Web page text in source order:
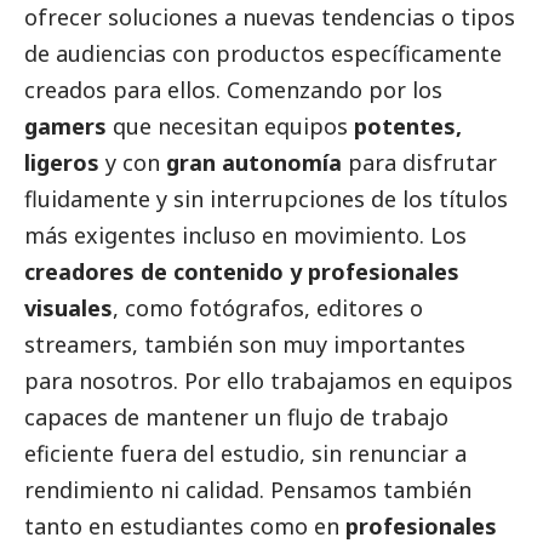
ofrecer soluciones a nuevas tendencias o tipos
de audiencias con productos específicamente
creados para ellos. Comenzando por los
gamers que necesitan equipos potentes,
ligeros y con gran autonomía para disfrutar
fluidamente y sin interrupciones de los títulos
más exigentes incluso en movimiento. Los
creadores de contenido y profesionales
visuales, como fotógrafos, editores o
streamers, también son muy importantes
para nosotros. Por ello trabajamos en equipos
capaces de mantener un flujo de trabajo
eficiente fuera del estudio, sin renunciar a
rendimiento ni calidad. Pensamos también
tanto en estudiantes como en profesionales